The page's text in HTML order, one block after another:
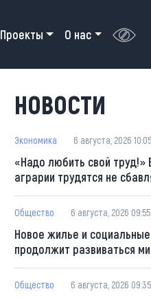
Проекты О нас
НОВОСТИ
Экономика 6 августа, 2026 10:05
«Надо любить свой труд!»
аграрии трудятся не
Общество 6 августа, 2026 09:55
Новое жилье и
продолжит развиваться
Общество 6 августа, 2026 09:35